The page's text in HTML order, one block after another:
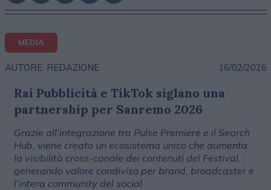
MEDIA
AUTORE: REDAZIONE 16/02/2026
Rai Pubblicità e TikTok siglano una
partnership per Sanremo 2026
Grazie all’integrazione tra Pulse Premiere e il Search
Hub, viene creato un ecosistema unico che aumenta
la visibilità cross-canale dei contenuti del Festival,
generando valore condiviso per brand, broadcaster e
l’intera community del social